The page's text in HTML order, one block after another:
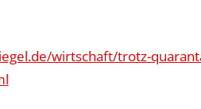
wirtschaft/trotz-